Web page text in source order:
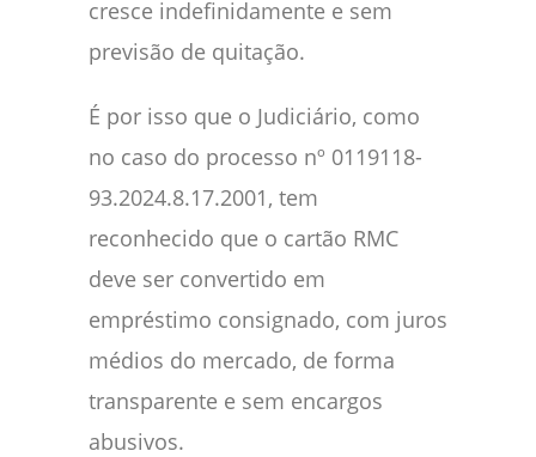
cresce indefinidamente e sem
previsão de quitação.
É por isso que o Judiciário, como
no caso do processo nº 0119118-
93.2024.8.17.2001, tem
reconhecido que o cartão RMC
deve ser convertido em
empréstimo consignado, com juros
médios do mercado, de forma
transparente e sem encargos
abusivos.